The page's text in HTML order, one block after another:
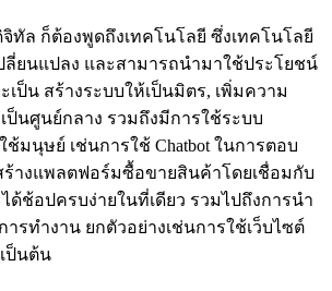
ทัล ก็ต้องพูดถึงเทคโนโลยี ซึ่งเทคโนโลยี
ยนแปลง และสามารถนำมาใช้ประโยชน์
เป็น สร้างระบบให้เป็นมิตร, เพิ่มความ
ป็นศูนย์กลาง รวมถึงมีการใช้ระบบ
มนุษย์ เช่นการใช้ Chatbot ในการตอบ
ร้างแพลตฟอร์มซื้อขายสินค้าโดยเชื่อมกับ
ได้ช้อปครบง่ายในที่เดียว รวมไปถึงการนำ
รทำงาน ยกตัวอย่างเช่นการใช้เว็บไซต์
ป็นต้น